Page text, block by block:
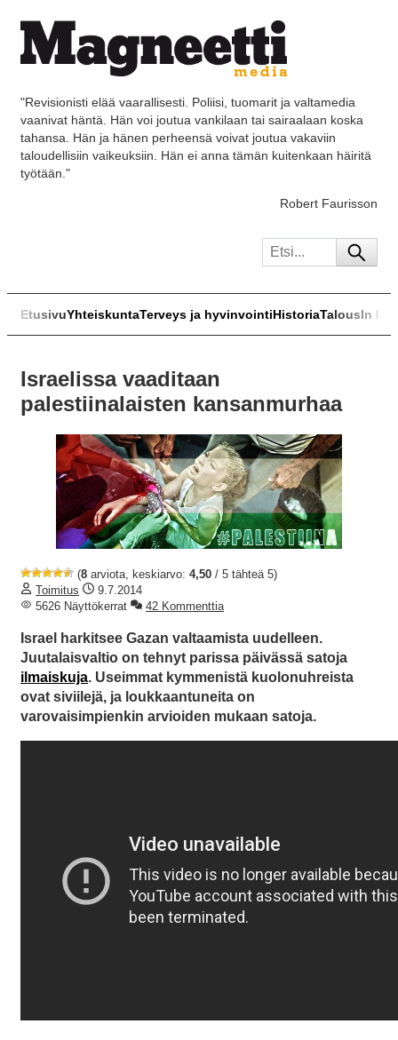
"Revisionisti elää vaarallisesti. Poliisi, tuomarit ja valtamedia
vaanivat häntä. Hän voi joutua vankilaan tai sairaalaan koska
tahansa. Hän ja hänen perheensä voivat joutua vakaviin
taloudellisiin vaikeuksiin. Hän ei anna tämän kuitenkaan häiritä
työtään."
Robert Faurisson
EtusivuYhteiskuntaTerveys ja hyvinvointiHistoriaTalousIn
Israelissa vaaditaan
palestiinalaisten kansanmurhaa
(8 arviota, keskiarvo: 4,50 / 5 tähteä 5)
Toimitus
9.7.2014
5626 Näyttökerrat
42 Kommenttia
Israel harkitsee Gazan valtaamista uudelleen.
Juutalaisvaltio on tehnyt parissa päivässä satoja
ilmaiskuja. Useimmat kymmenistä kuolonuhreista
ovat siviilejä, ja loukkaantuneita on
varovaisimpienkin arvioiden mukaan satoja.